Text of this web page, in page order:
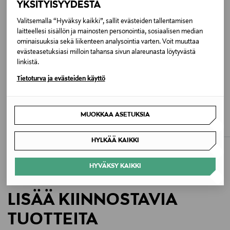
YKSITYISYYDESTÄ
Valitsemalla “Hyväksy kaikki”, sallit evästeiden tallentamisen
laitteellesi sisällön ja mainosten personointia, sosiaalisen median
ominaisuuksia sekä liikenteen analysointia varten. Voit muuttaa
evästeasetuksiasi milloin tahansa sivun alareunasta löytyvästä
linkistä.
Tietoturva ja evästeiden käyttö
MUOKKAA ASETUKSIA
HYLKÄÄ KAIKKI
HYVÄKSY KAIKKI
Kokotiedot
14 x 10 cm
Väri
N59 WARM TAUPE
Valmistajan tuotenumero
E2 MW5 11 66 01
COCCINELLE
Metallic Soft -korttikotelo
COCCINELLE
Metallic Soft -lompakko
LISÄÄ KIINNOSTAVIA
TUOTTEITA